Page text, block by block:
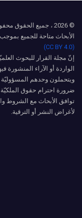
© 2026 ، جميع
الأبحاث متاحة للجميع بموجب
(CC BY 4.0)
إنّ مجلة القرار للبحوث
الواردة أو الآراء المنشورة
ويتحملون وحدهم المسؤوليّة
ضرورة احترام حقوق
توافق الأبحاث مع الشروط
لأغراض النشر أو الترقية.